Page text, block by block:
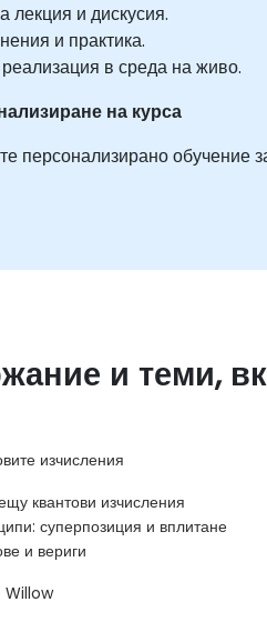
лекция и дискусия.
и практика.
в среда на живо.
на курса
персонализирано обучение
и теми,
изчисления
квантови изчисления
суперпозиция и вплитане
и вериги
Willow